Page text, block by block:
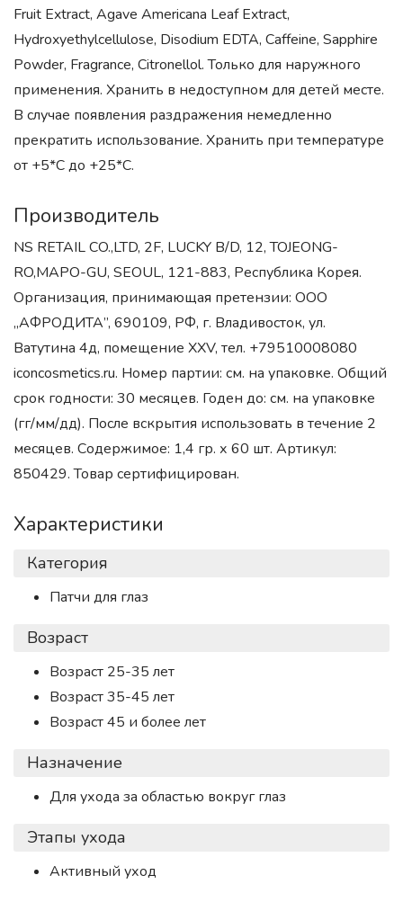
Fruit Extract, Agave Americana Leaf Extract,
Hydroxyethylcellulose, Disodium EDTA, Caffeine, Sapphire
Powder, Fragrance, Citronellol. Только для наружного
применения. Хранить в недоступном для детей месте.
В случае появления раздражения немедленно
прекратить использование. Хранить при температуре
от +5*С до +25*С.
Производитель
NS RETAIL CO.,LTD, 2F, LUCKY B/D, 12, TOJEONG-
RO,MAPO-GU, SEOUL, 121-883, Республика Корея.
Организация, принимающая претензии: ООО
„АФРОДИТА”, 690109, РФ, г. Владивосток, ул.
Ватутина 4д, помещение XXV, тел. +79510008080
iconcosmetics.ru. Номер партии: см. на упаковке. Общий
срок годности: 30 месяцев. Годен до: см. на упаковке
(гг/мм/дд). После вскрытия использовать в течение 2
месяцев. Содержимое: 1,4 гр. х 60 шт. Артикул:
850429. Товар сертифицирован.
Характеристики
Категория
Патчи для глаз
Возраст
Возраст 25-35 лет
Возраст 35-45 лет
Возраст 45 и более лет
Назначение
Для ухода за областью вокруг глаз
Этапы ухода
Активный уход